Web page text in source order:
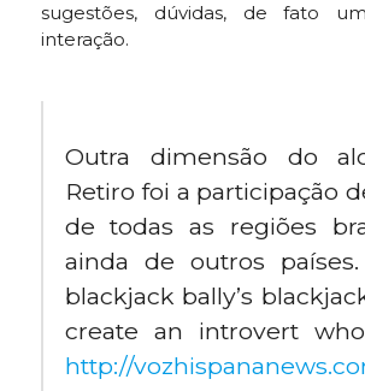
sugestões, dúvidas, de fato
interação.
Outra dimensão do
Retiro foi a participação
de todas as regiões
ainda de outros países.
blackjack bally’s
create an introvert
http://